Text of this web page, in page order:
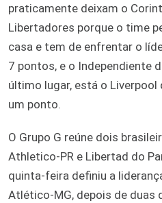
praticamente deixam o
Libertadores porque o time
casa e tem de enfrentar o
7 pontos, e o Independiente
último lugar, está o Liverpool
um ponto.
O Grupo G reúne dois
Athletico-PR e Libertad do
quinta-feira definiu a
Atlético-MG, depois de duas